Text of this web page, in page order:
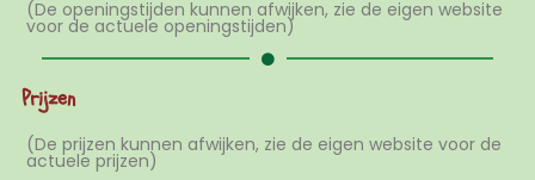
(De openingstijden kunnen afwijken, zie de eigen website
voor de actuele openingstijden)
Prijzen
(De prijzen kunnen afwijken, zie de eigen website voor de
actuele prijzen)